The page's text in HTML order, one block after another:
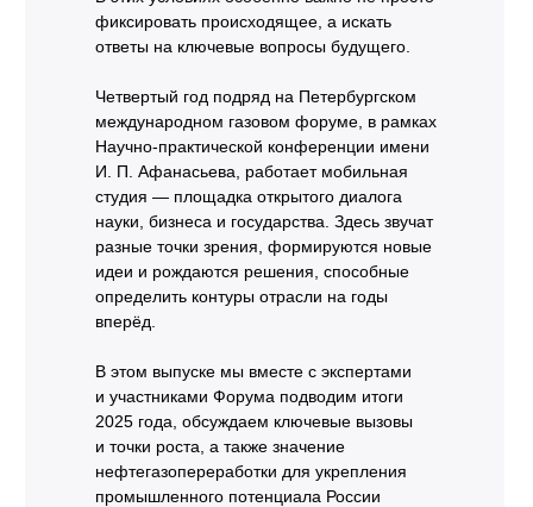
фиксировать происходящее, а искать
ответы на ключевые вопросы будущего.
Четвертый год подряд на Петербургском
международном газовом форуме, в рамках
Научно-практической конференции имени
И. П. Афанасьева, работает мобильная
студия — площадка открытого диалога
науки, бизнеса и государства. Здесь звучат
разные точки зрения, формируются новые
идеи и рождаются решения, способные
определить контуры отрасли на годы
вперёд.
В этом выпуске мы вместе с экспертами
и участниками Форума подводим итоги
2025 года, обсуждаем ключевые вызовы
и точки роста, а также значение
нефтегазопереработки для укрепления
промышленного потенциала России